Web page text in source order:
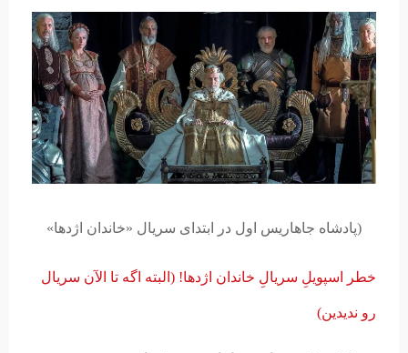
(پادشاه جاهاریس اول در ابتدای سریال «خاندان اژدها»
خطر اسپویلِ سریالِ خاندان اژدها! (البته اگه تا الآن سریال
رو ندیدین)